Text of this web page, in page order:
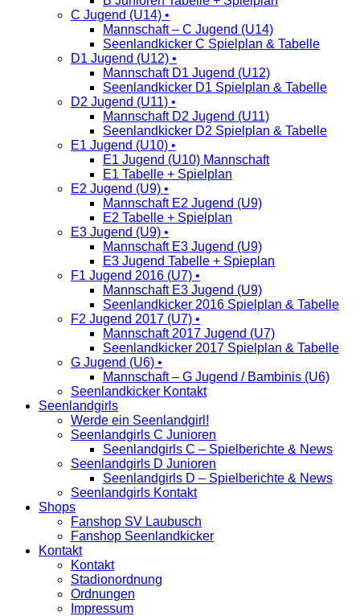
C Jugend (U14) •
Mannschaft – C Jugend (U14)
Seenlandkicker C Spielplan & Tabelle
D1 Jugend (U12) •
Mannschaft D1 Jugend (U12)
Seenlandkicker D1 Spielplan & Tabelle
D2 Jugend (U11) •
Mannschaft D2 Jugend (U11)
Seenlandkicker D2 Spielplan & Tabelle
E1 Jugend (U10) •
E1 Jugend (U10) Mannschaft
E1 Tabelle + Spielplan
E2 Jugend (U9) •
Mannschaft E2 Jugend (U9)
E2 Tabelle + Spielplan
E3 Jugend (U9) •
Mannschaft E3 Jugend (U9)
E3 Jugend Tabelle + Spieplan
F1 Jugend 2016 (U7) •
Mannschaft E3 Jugend (U9)
Seenlandkicker 2016 Spielplan & Tabelle
F2 Jugend 2017 (U7) •
Mannschaft 2017 Jugend (U7)
Seenlandkicker 2017 Spielplan & Tabelle
G Jugend (U6) •
Mannschaft – G Jugend / Bambinis (U6)
Seenlandkicker Kontakt
Seenlandgirls
Werde ein Seenlandgirl!
Seenlandgirls C Junioren
Seenlandgirls C – Spielberichte & News
Seenlandgirls D Junioren
Seenlandgirls D – Spielberichte & News
Seenlandgirls Kontakt
Shops
Fanshop SV Laubusch
Fanshop Seenlandkicker
Kontakt
Kontakt
Stadionordnung
Ordnungen
Impressum